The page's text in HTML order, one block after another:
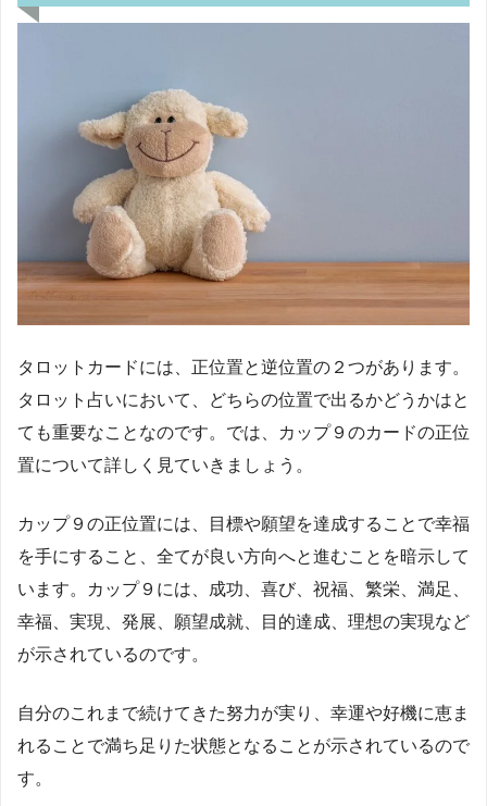
タロットカードには、正位置と逆位置の２つがあります。
タロット占いにおいて、どちらの位置で出るかどうかはと
ても重要なことなのです。では、カップ９のカードの正位
置について詳しく見ていきましょう。
カップ９の正位置には、目標や願望を達成することで幸福
を手にすること、全てが良い方向へと進むことを暗示して
います。カップ９には、成功、喜び、祝福、繁栄、満足、
幸福、実現、発展、願望成就、目的達成、理想の実現など
が示されているのです。
自分のこれまで続けてきた努力が実り、幸運や好機に恵ま
れることで満ち足りた状態となることが示されているので
す。